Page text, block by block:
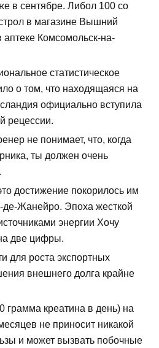
в сентябре. Либол 100 со
в магазине Вышний
аптеке Комсомольск-на-
статистическое
о том, что находящаяся на
официально вступила
рецессии.
не понимает, что, когда
ты должен очень
достижение покорилось им
Жанейро. Эпоха жесткой
энергии Хочу
две цифры.
для роста экспортных
внешнего долга крайне
грамма креатина в день) на
не приносит никакой
и может вызвать побочные